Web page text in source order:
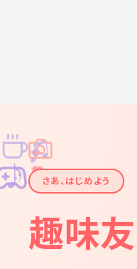
✦
✦
✧
✧
♪
♫
さあ、はじめよう
趣味友